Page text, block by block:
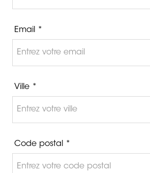
Email *
Ville *
Code postal *